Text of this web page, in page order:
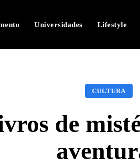
Universidades Lifestyle
CULTURA
de